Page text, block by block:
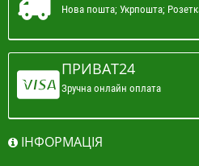
Нова пошта; Укрпошта;
ПРИВАТ24
Зручна онлайн оплата
ІНФОРМАЦІЯ